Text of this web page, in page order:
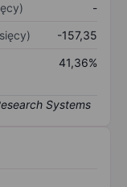
-
-157,35
41,36%